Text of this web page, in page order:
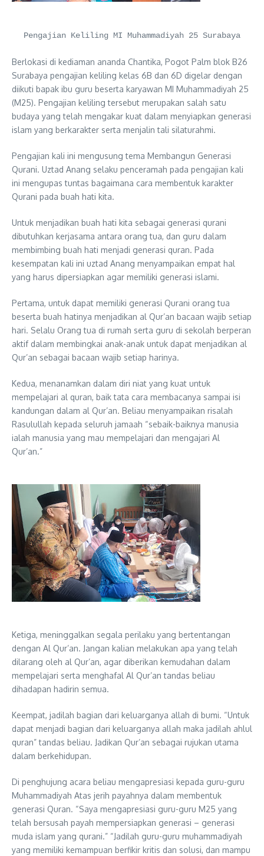
Pengajian Keliling MI Muhammadiyah 25 Surabaya
Berlokasi di kediaman ananda Chantika, Pogot Palm blok B26
Surabaya pengajian keliling kelas 6B dan 6D digelar dengan
diikuti bapak ibu guru beserta karyawan MI Muhammadiyah 25
(M25). Pengajian keliling tersebut merupakan salah satu
budaya yang telah mengakar kuat dalam menyiapkan generasi
islam yang berkarakter serta menjalin tali silaturahmi.
Pengajian kali ini mengusung tema Membangun Generasi
Qurani. Uztad Anang selaku penceramah pada pengajian kali
ini mengupas tuntas bagaimana cara membentuk karakter
Qurani pada buah hati kita.
Untuk menjadikan buah hati kita sebagai generasi qurani
dibutuhkan kerjasama antara orang tua, dan guru dalam
membimbing buah hati menjadi generasi quran. Pada
kesempatan kali ini uztad Anang menyampaikan empat hal
yang harus dipersiapkan agar memiliki generasi islami.
Pertama, untuk dapat memiliki generasi Qurani orang tua
beserta buah hatinya menjadikan al Qur’an bacaan wajib setiap
hari. Selalu Orang tua di rumah serta guru di sekolah berperan
aktif dalam membingkai anak-anak untuk dapat menjadikan al
Qur’an sebagai bacaan wajib setiap harinya.
Kedua, menanamkan dalam diri niat yang kuat untuk
mempelajari al quran, baik tata cara membacanya sampai isi
kandungan dalam al Qur’an. Beliau menyampaikan risalah
Rasulullah kepada seluruh jamaah “sebaik-baiknya manusia
ialah manusia yang mau mempelajari dan mengajari Al
Qur’an.”
Ketiga, meninggalkan segala perilaku yang bertentangan
dengan Al Qur’an. Jangan kalian melakukan apa yang telah
dilarang oleh al Qur’an, agar diberikan kemudahan dalam
mempelajari serta menghafal Al Qur’an tandas beliau
dihadapan hadirin semua.
Keempat, jadilah bagian dari keluarganya allah di bumi. “Untuk
dapat menjadi bagian dari keluarganya allah maka jadilah ahlul
quran” tandas beliau. Jadikan Qur’an sebagai rujukan utama
dalam berkehidupan.
Di penghujung acara beliau mengapresiasi kepada guru-guru
Muhammadiyah Atas jerih payahnya dalam membentuk
generasi Quran. “Saya mengapresiasi guru-guru M25 yang
telah bersusah payah mempersiapkan generasi – generasi
muda islam yang qurani.” “Jadilah guru-guru muhammadiyah
yang memiliki kemampuan berfikir kritis dan solusi, dan mampu